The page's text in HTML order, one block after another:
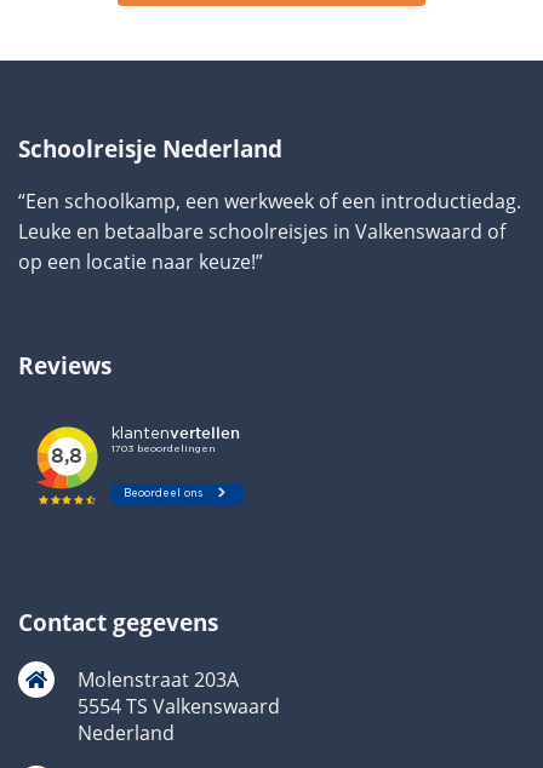
Schoolreisje Nederland
“Een schoolkamp, een werkweek of een introductiedag.
Leuke en betaalbare schoolreisjes in Valkenswaard of
op een locatie naar keuze!”
Reviews
Contact gegevens
Molenstraat 203A
5554 TS Valkenswaard
Nederland